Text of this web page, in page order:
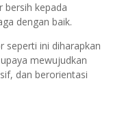
bersih kepada
dengan baik.
seperti ini diharapkan
mewujudkan
dan berorientasi